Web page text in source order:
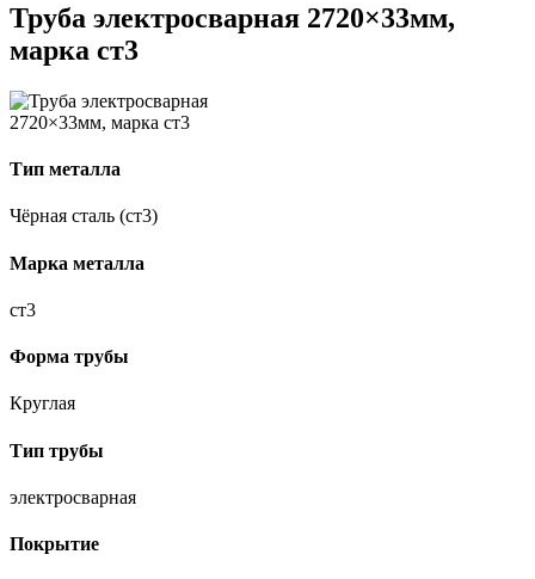
Труба электросварная 2720×33мм,
марка ст3
Тип металла
Чёрная сталь (ст3)
Марка металла
ст3
Форма трубы
Круглая
Тип трубы
электросварная
Покрытие